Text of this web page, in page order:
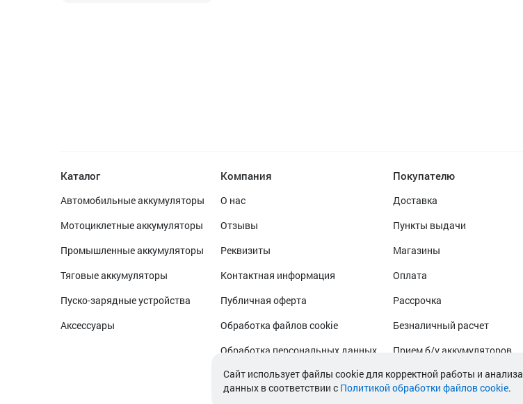
Каталог
Автомобильные аккумуляторы
Мотоциклетные аккумуляторы
Промышленные аккумуляторы
Тяговые аккумуляторы
Пуско-зарядные устройства
Аксессуары
Компания
О нас
Отзывы
Реквизиты
Контактная информация
Публичная оферта
Обработка файлов cookie
Обработка персональных данных
Покупателю
Доставка
Пункты выдачи
Магазины
Оплата
Рассрочка
Безналичный расчет
Прием б/у аккумуляторов
Гарантийное обслуживание
Cайт использует файлы cookie для корректной работы и анализа
данных в соответствии с Политикой обработки файлов cookie.